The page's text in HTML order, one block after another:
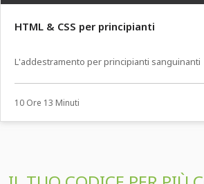
HTML & CSS per principianti
L'addestramento per principianti sanguinanti
10 Ore 13 Minuti